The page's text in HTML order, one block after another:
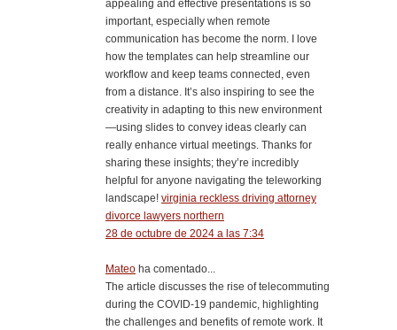
appealing and effective presentations is so
important, especially when remote
communication has become the norm. I love
how the templates can help streamline our
workflow and keep teams connected, even
from a distance. It’s also inspiring to see the
creativity in adapting to this new environment
—using slides to convey ideas clearly can
really enhance virtual meetings. Thanks for
sharing these insights; they’re incredibly
helpful for anyone navigating the teleworking
landscape! virginia reckless driving attorney
divorce lawyers northern
28 de octubre de 2024 a las 7:34
Mateo ha comentado...
The article discusses the rise of telecommuting
during the COVID-19 pandemic, highlighting
the challenges and benefits of remote work. It